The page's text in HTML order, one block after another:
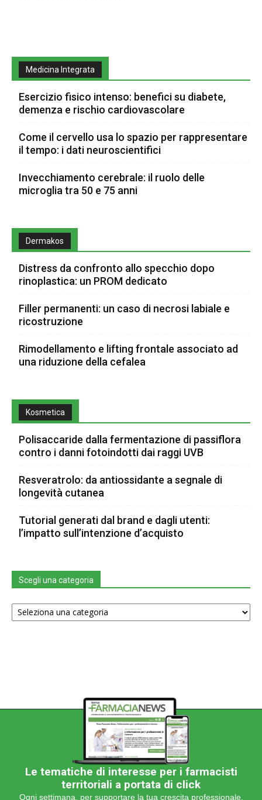
Medicina Integrata
Esercizio fisico intenso: benefici su diabete,
demenza e rischio cardiovascolare
Come il cervello usa lo spazio per rappresentare
il tempo: i dati neuroscientifici
Invecchiamento cerebrale: il ruolo delle
microglia tra 50 e 75 anni
Dermakos
Distress da confronto allo specchio dopo
rinoplastica: un PROM dedicato
Filler permanenti: un caso di necrosi labiale e
ricostruzione
Rimodellamento e lifting frontale associato ad
una riduzione della cefalea
Kosmetica
Polisaccaride dalla fermentazione di passiflora
contro i danni fotoindotti dai raggi UVB
Resveratrolo: da antiossidante a segnale di
longevità cutanea
Tutorial generati dal brand e dagli utenti:
l’impatto sull’intenzione d’acquisto
Scegli una categoria
Scegli
una
Le tematiche di interesse per i farmacisti
territoriali a portata di click
Ogni settimana, per supportare la tua crescita professionale.